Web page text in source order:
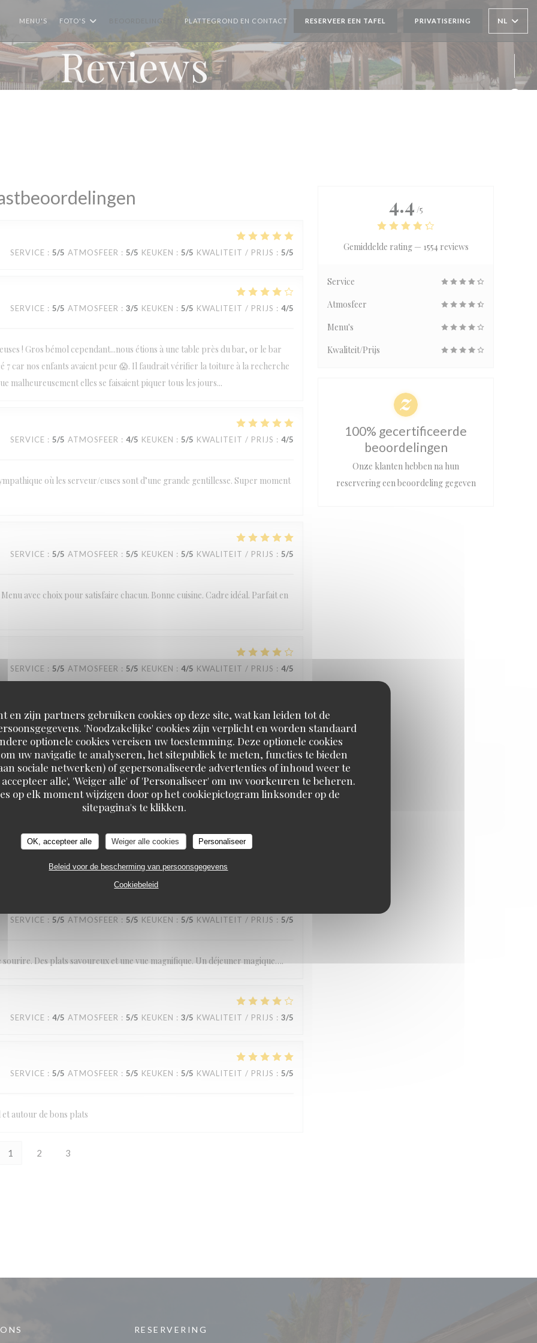
en zijn partners gebruiken cookies op deze site, wat kan leiden tot de
'Noodzakelijke' cookies zijn verplicht en worden standaard
optionele cookies vereisen uw toestemming. Deze optionele cookies
uw navigatie te analyseren, het sitepubliek te meten, functies te bieden
sociale netwerken) of gepersonaliseerde advertenties of inhoud weer te
alle', 'Weiger alle' of 'Personaliseer' om uw voorkeuren te beheren.
op elk moment wijzigen door op het cookiepictogram linksonder op de
sitepagina's te klikken.
OK, accepteer alle Weiger alle cookies Personaliseer
Beleid voor de bescherming van persoonsgegevens
Cookiebeleid
MENU'S FOTO'S BEOORDELINGEN PLATTEGROND EN CONTACT RESERVEER EEN TAFEL PRIVATISERING NL
Reviews
SERVICE : 5/5 ATMOSFEER : 5/5 KEUKEN : 5/5 KWALITEIT / PRIJS : 5/5
SERVICE : 5/5 ATMOSFEER : 3/5 KEUKEN : 5/5 KWALITEIT / PRIJS : 4/5
! Gros bémol cependant...nous étions à une table près du bar, or le bar
7 car nos enfants avaient peur 😱. Il faudrait vérifier la toiture à la recherche
malheureusement elles se faisaient piquer tous les jours...
SERVICE : 5/5 ATMOSFEER : 4/5 KEUKEN : 5/5 KWALITEIT / PRIJS : 4/5
où les serveur/euses sont d’une grande gentillesse. Super moment
SERVICE : 5/5 ATMOSFEER : 5/5 KEUKEN : 5/5 KWALITEIT / PRIJS : 5/5
avec choix pour satisfaire chacun. Bonne cuisine. Cadre idéal. Parfait en
SERVICE : 5/5 ATMOSFEER : 5/5 KEUKEN : 4/5 KWALITEIT / PRIJS : 4/5
très bon. Cadre agreable
SERVICE: 5/5 ATMOSFEER : 5/5 KEUKEN: 5/5 KWALITEIT / PRIJS: 5/5
SERVICE : 5/5 ATMOSFEER : 5/5 KEUKEN : 5/5 KWALITEIT / PRIJS : 5/5
Des plats savoureux et une vue magnifique. Un déjeuner magique….
SERVICE : 4/5 ATMOSFEER : 5/5 KEUKEN : 3/5 KWALITEIT / PRIJS : 3/5
SERVICE : 5/5 ATMOSFEER : 5/5 KEUKEN : 5/5 KWALITEIT / PRIJS : 5/5
et autour de bons plats
1 2 3
4.4 /5
Gemiddelde rating — 1554 reviews
Service
Atmosfeer
Menu's
Kwaliteit/Prijs
100% gecertificeerde
beoordelingen
Onze klanten hebben na hun
reservering een beoordeling gegeven
RESERVERING